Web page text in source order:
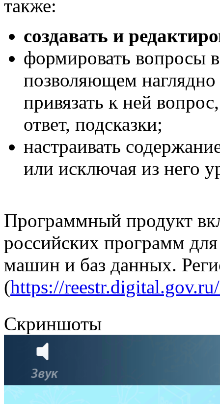
также:
создавать и
формировать вопросы
позволяющем наглядно
привязать к ней
ответ, подсказки;
настраивать
или исключая из него
Программный продукт
российских программ
машин и баз данных.
(https://
Скриншоты